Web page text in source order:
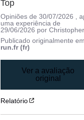
Top
Opiniões de30/07/2026 ,
uma experiência de
29/06/2026 por
Publicado originalmente
run.fr (fr)
Ver a avaliação
original
Relatório